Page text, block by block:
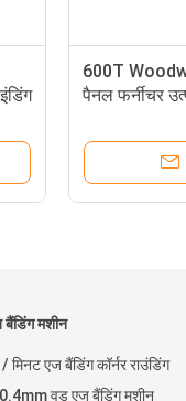
600T
पैनल फर्नीचर
बैंडिंग मशीन
मिनट एज बैंडिंग कॉर्नर राउंडिंग
वुड एज बैंडिंग मशीन